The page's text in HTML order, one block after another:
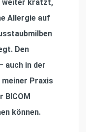
weiter kratzt,
Allergie auf
Den
auch in der
Praxis
BICOM
können.